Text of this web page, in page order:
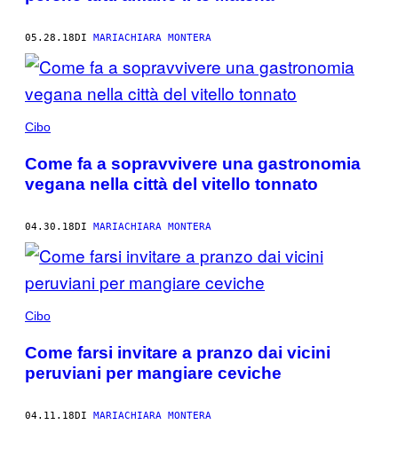
05.28.18DI MARIACHIARA MONTERA
Cibo
Come fa a sopravvivere una gastronomia
vegana nella città del vitello tonnato
04.30.18DI MARIACHIARA MONTERA
Cibo
Come farsi invitare a pranzo dai vicini
peruviani per mangiare ceviche
04.11.18DI MARIACHIARA MONTERA